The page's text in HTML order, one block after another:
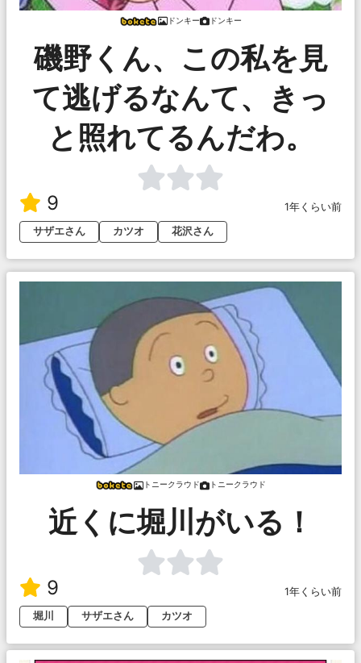
ドンキー ドンキー
磯野くん、この私を見
て逃げるなんて、きっ
と照れてるんだわ。
9
1年くらい前
サザエさん
カツオ 花沢さん
トニークラウド トニークラウド
近くに堀川がいる！
9
1年くらい前
堀川
サザエさん カツオ